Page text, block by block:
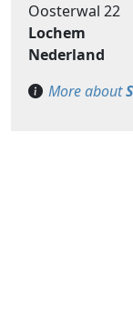
Oosterwal 22
Lochem
Nederland
More about